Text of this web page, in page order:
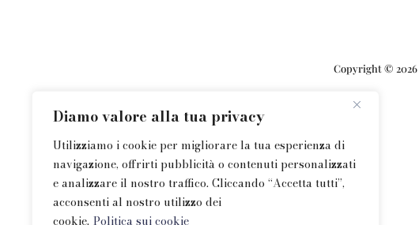
Diamo valore alla tua privacy
Utilizziamo i cookie per migliorare la tua esperienza di
navigazione, offrirti pubblicità o contenuti personalizzati
e analizzare il nostro traffico. Cliccando “Accetta tutti”,
acconsenti al nostro utilizzo dei
cookie. Politica sui cookie
Copyright © 2026